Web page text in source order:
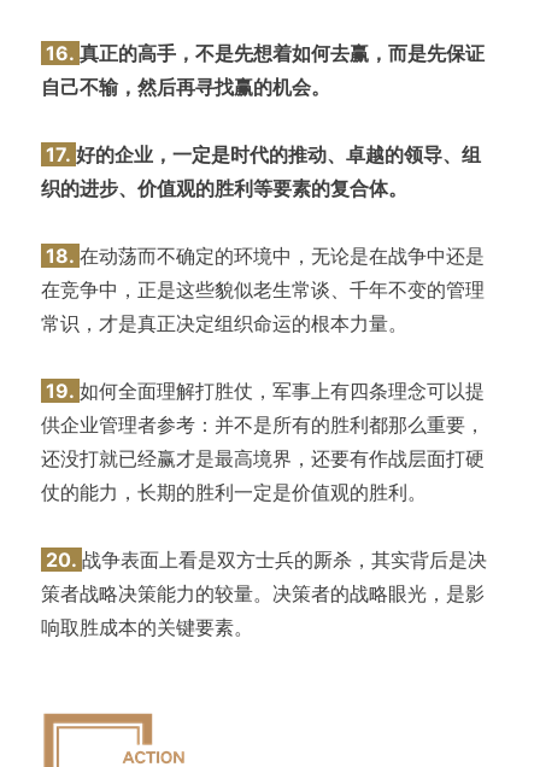
16. 真正的高手，不是先想着如何去赢，而是先保证
自己不输，然后再寻找赢的机会。
17. 好的企业，一定是时代的推动、卓越的领导、组
织的进步、价值观的胜利等要素的复合体。
18. 在动荡而不确定的环境中，无论是在战争中还是
在竞争中，正是这些貌似老生常谈、千年不变的管理
常识，才是真正决定组织命运的根本力量。
19. 如何全面理解打胜仗，军事上有四条理念可以提
供企业管理者参考：并不是所有的胜利都那么重要，
还没打就已经赢才是最高境界，还要有作战层面打硬
仗的能力，长期的胜利一定是价值观的胜利。
20. 战争表面上看是双方士兵的厮杀，其实背后是决
策者战略决策能力的较量。决策者的战略眼光，是影
响取胜成本的关键要素。